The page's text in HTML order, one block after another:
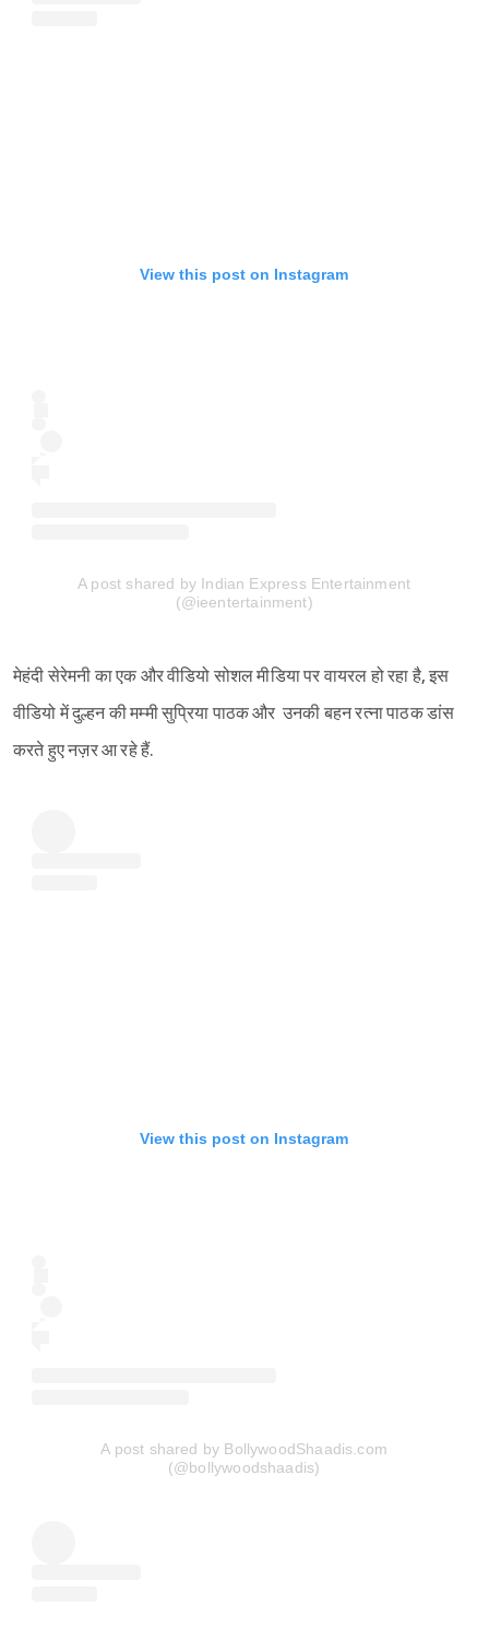
View this post on Instagram
A post shared by Indian Express Entertainment
(@ieentertainment)
मेहंदी सेरेमनी का एक और वीडियो सोशल मीडिया पर वायरल हो रहा है, इस
वीडियो में दुल्हन की मम्मी सुप्रिया पाठक और उनकी बहन रत्ना पाठक डांस
करते हुए नज़र आ रहे हैं.
View this post on Instagram
A post shared by BollywoodShaadis.com
(@bollywoodshaadis)